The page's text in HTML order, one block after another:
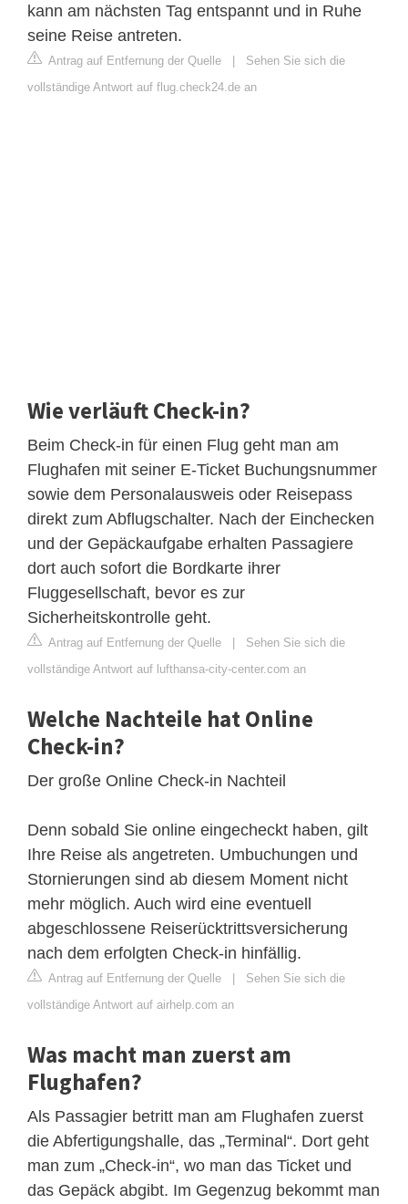
kann am nächsten Tag entspannt und in Ruhe
seine Reise antreten.
Antrag auf Entfernung der Quelle | Sehen Sie sich die
vollständige Antwort auf flug.check24.de an
Wie verläuft Check-in?
Beim Check-in für einen Flug geht man am
Flughafen mit seiner E-Ticket Buchungsnummer
sowie dem Personalausweis oder Reisepass
direkt zum Abflugschalter. Nach der Einchecken
und der Gepäckaufgabe erhalten Passagiere
dort auch sofort die Bordkarte ihrer
Fluggesellschaft, bevor es zur
Sicherheitskontrolle geht.
Antrag auf Entfernung der Quelle | Sehen Sie sich die
vollständige Antwort auf lufthansa-city-center.com an
Welche Nachteile hat Online
Check-in?
Der große Online Check-in Nachteil
Denn sobald Sie online eingecheckt haben, gilt
Ihre Reise als angetreten. Umbuchungen und
Stornierungen sind ab diesem Moment nicht
mehr möglich. Auch wird eine eventuell
abgeschlossene Reiserücktrittsversicherung
nach dem erfolgten Check-in hinfällig.
Antrag auf Entfernung der Quelle | Sehen Sie sich die
vollständige Antwort auf airhelp.com an
Was macht man zuerst am
Flughafen?
Als Passagier betritt man am Flughafen zuerst
die Abfertigungshalle, das „Terminal“. Dort geht
man zum „Check-in“, wo man das Ticket und
das Gepäck abgibt. Im Gegenzug bekommt man